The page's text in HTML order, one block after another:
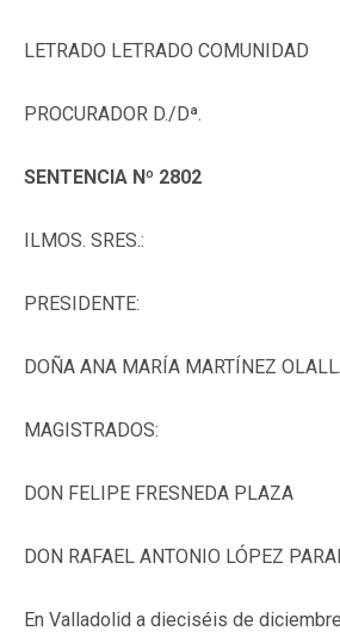
LETRADO LETRADO COMUNIDAD
PROCURADOR D./Dª.
SENTENCIA Nº 2802
ILMOS. SRES.:
PRESIDENTE:
DOÑA ANA MARÍA MARTÍNEZ
MAGISTRADOS:
DON FELIPE FRESNEDA PLAZA
DON RAFAEL ANTONIO LÓPEZ
En Valladolid a dieciséis de